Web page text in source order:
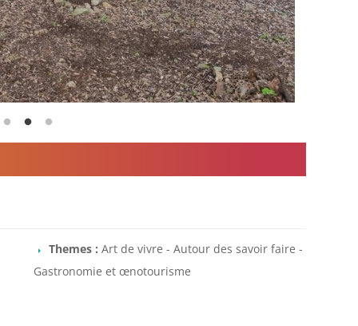
Themes : Art de vivre - Autour des savoir faire -
Gastronomie et œnotourisme